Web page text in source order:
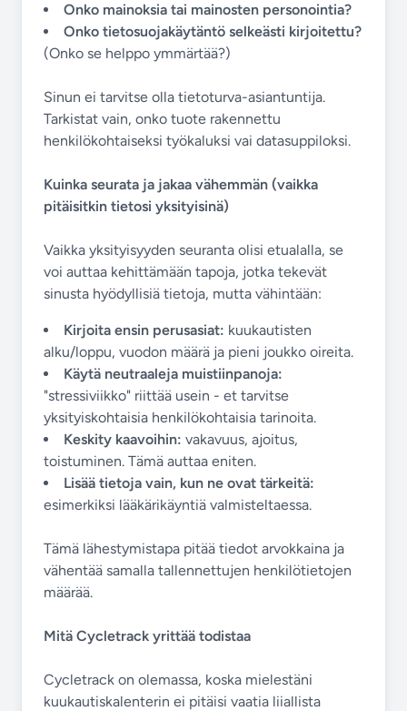
Onko mainoksia tai mainosten personointia?
Onko tietosuojakäytäntö selkeästi kirjoitettu?
(Onko se helppo ymmärtää?)
Sinun ei tarvitse olla tietoturva-asiantuntija.
Tarkistat vain, onko tuote rakennettu
henkilökohtaiseksi työkaluksi vai datasuppiloksi.
Kuinka seurata ja jakaa vähemmän (vaikka
pitäisitkin tietosi yksityisinä)
Vaikka yksityisyyden seuranta olisi etualalla, se
voi auttaa kehittämään tapoja, jotka tekevät
sinusta hyödyllisiä tietoja, mutta vähintään:
Kirjoita ensin perusasiat: kuukautisten
alku/loppu, vuodon määrä ja pieni joukko oireita.
Käytä neutraaleja muistiinpanoja:
"stressiviikko" riittää usein - et tarvitse
yksityiskohtaisia henkilökohtaisia tarinoita.
Keskity kaavoihin: vakavuus, ajoitus,
toistuminen. Tämä auttaa eniten.
Lisää tietoja vain, kun ne ovat tärkeitä:
esimerkiksi lääkärikäyntiä valmisteltaessa.
Tämä lähestymistapa pitää tiedot arvokkaina ja
vähentää samalla tallennettujen henkilötietojen
määrää.
Mitä Cycletrack yrittää todistaa
Cycletrack on olemassa, koska mielestäni
kuukautiskalenterin ei pitäisi vaatia liiallista